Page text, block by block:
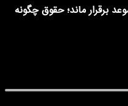
برقرار ماند؛ حقوق چگونه